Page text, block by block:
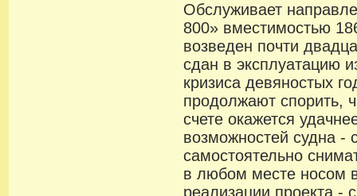
Обслуживает
800» вместимостью
возведен почти
сдан в эксплуатацию
кризиса девяностых
продолжают спорить,
счете окажется
возможностей судна -
самостоятельно
в любом месте носом
реализации проекта